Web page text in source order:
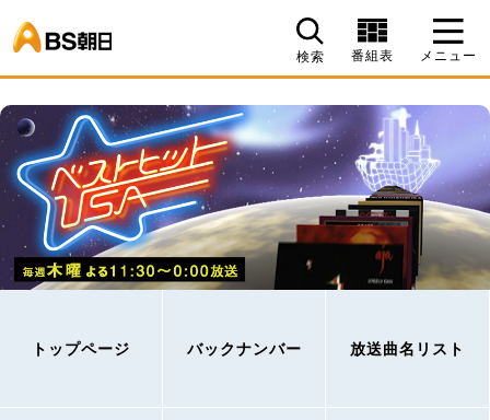
検索 番組表 メニュー
トップページ バックナンバー 放送曲名リスト